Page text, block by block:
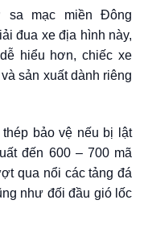
sa mạc miền Đông
đua xe địa hình này,
hiểu hơn, chiếc xe
sản xuất dành riêng
bảo vệ nếu bị lật
đến 600 – 700 mã
qua nổi các tảng đá
như đối đầu gió lốc